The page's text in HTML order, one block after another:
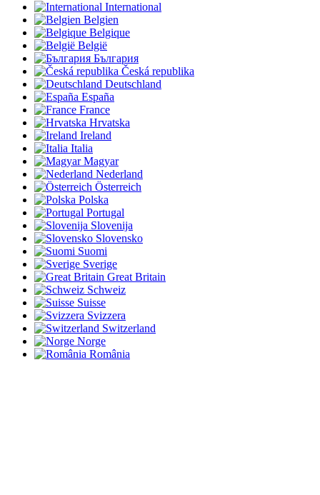
International
Belgien
Belgique
België
България
Česká republika
Deutschland
España
France
Hrvatska
Ireland
Italia
Magyar
Nederland
Österreich
Polska
Portugal
Slovenija
Slovensko
Suomi
Sverige
Great Britain
Schweiz
Suisse
Svizzera
Switzerland
Norge
România